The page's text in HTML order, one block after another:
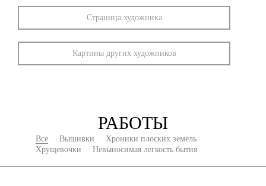
Страница художника
Картины других художников
РАБОТЫ
Все Вышивки
Хроники плоских земель
Хрущевочки
Невыносимая легкость бытия